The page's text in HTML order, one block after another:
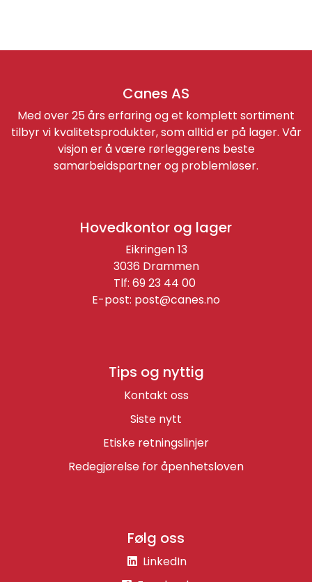
Canes AS
Med over 25 års erfaring og et komplett sortiment
tilbyr vi kvalitetsprodukter, som alltid er på lager. Vår
visjon er å være rørleggerens beste
samarbeidspartner og problemløser.
Tips og nyttig
Kontakt oss
Siste nytt
Etiske retningslinjer
Redegjørelse for åpenhetsloven
Følg oss
LinkedIn
Hovedkontor og lager
Eikringen 13
3036 Drammen
Tlf: 69 23 44 00
E-post: post@canes.no